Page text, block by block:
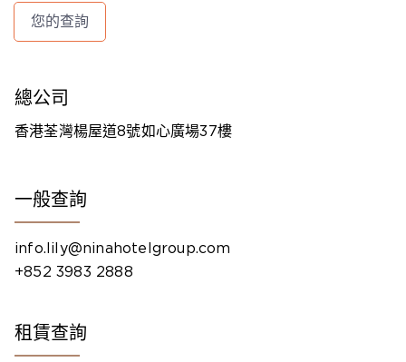
您的查詢
總公司
香港荃灣楊屋道8號如心廣場37樓
一般查詢
info.lily@ninahotelgroup.com
+852 3983 2888
租賃查詢